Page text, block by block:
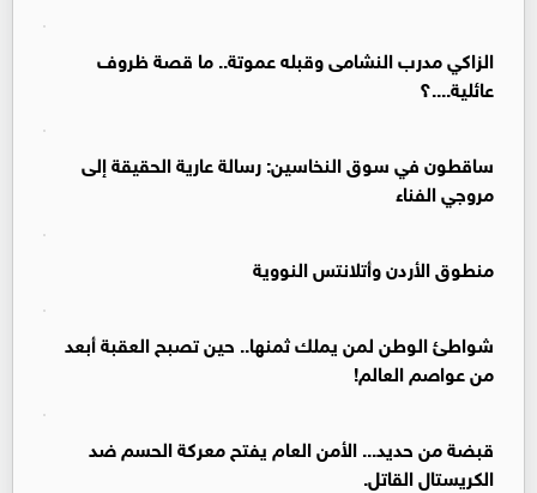
الزاكي مدرب النشامى وقبله عموتة.. ما قصة ظروف
عائلية....؟
ساقطون في سوق النخاسين: رسالة عارية الحقيقة إلى
مروجي الفناء
منطوق الأردن وأتلانتس النووية
شواطئ الوطن لمن يملك ثمنها.. حين تصبح العقبة أبعد
من عواصم العالم!
قبضة من حديد... الأمن العام يفتح معركة الحسم ضد
الكريستال القاتل.